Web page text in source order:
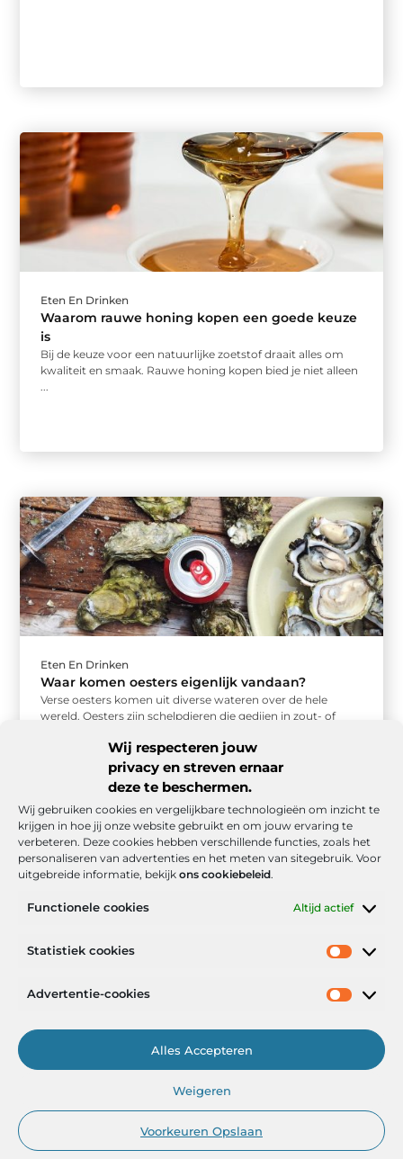
Wij respecteren jouw
privacy en streven ernaar
deze te beschermen.
Wij gebruiken cookies en vergelijkbare technologieën om inzicht te
krijgen in hoe jij onze website gebruikt en om jouw ervaring te
verbeteren. Deze cookies hebben verschillende functies, zoals het
personaliseren van advertenties en het meten van sitegebruik. Voor
uitgebreide informatie, bekijk ons cookiebeleid.
Functionele cookies Altijd actief
Statistiek cookies
Advertentie-cookies
Alles Accepteren
Weigeren
Voorkeuren Opslaan
Eten En Drinken
Waarom rauwe honing kopen een goede keuze
is
Bij de keuze voor een natuurlijke zoetstof draait alles om
kwaliteit en smaak. Rauwe honing kopen bied je niet alleen
...
Eten En Drinken
Waar komen oesters eigenlijk vandaan?
Verse oesters komen uit diverse wateren over de hele
wereld. Oesters zijn schelpdieren die gedijen in zout- of
Het Portaal voor Inzichten en Inspiratie
— AdviesPortal.nl verzamelt de beste blogs en artikelen om jou te
helpen groeien. Ontdek, leer en laat je inspireren!
Onze informatie